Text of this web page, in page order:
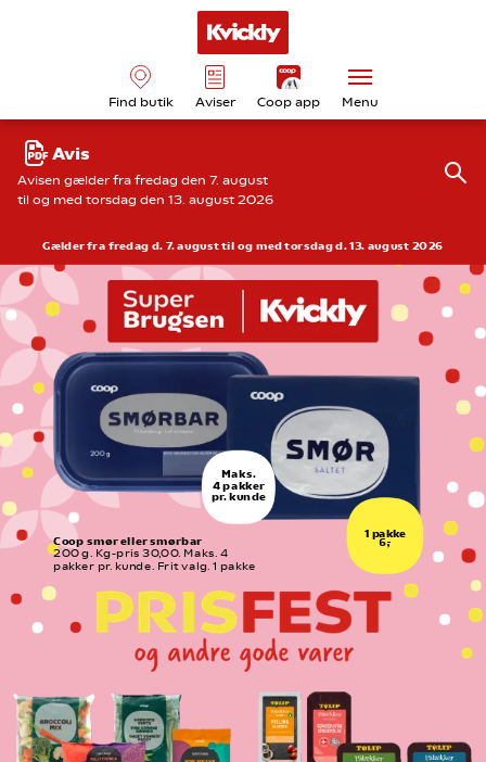
Find butik Aviser Coop app Menu
Avis
Avisen gælder fra fredag den 7. august
til og med torsdag den 13. august 2026
1 pakke
6,-
Coop smør eller smørbar
200 g. Kg-pris 30,00. Maks. 4
pakker pr. kunde. Frit valg. 1 pakke
Maks.
4 pakker
pr. kunde
Gælder fra fredag d. 7. august til og med torsdag d. 13. august 2026